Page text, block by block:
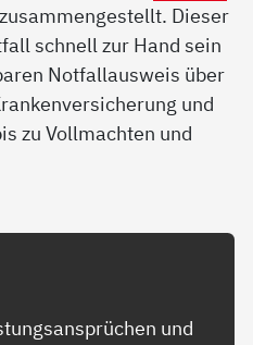
Dieser
schnell zur Hand sein
Notfallausweis über
und
zu Vollmachten und
und